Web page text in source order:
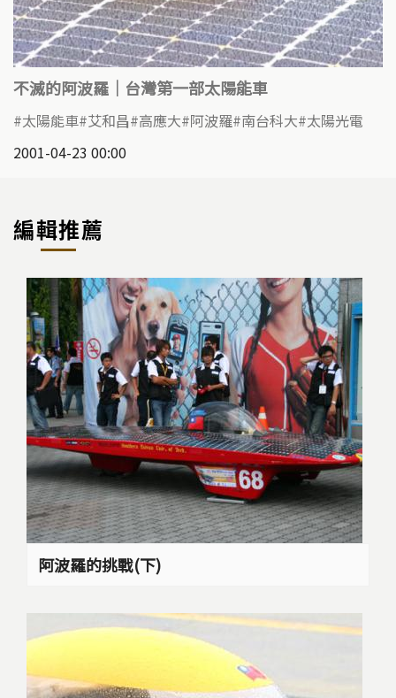
不滅的阿波羅｜台灣第一部太陽能車
太陽能車 艾和昌 高應大 阿波羅 南台科大 太陽光電
2001-04-23 00:00
編輯推薦
阿波羅的挑戰(下)